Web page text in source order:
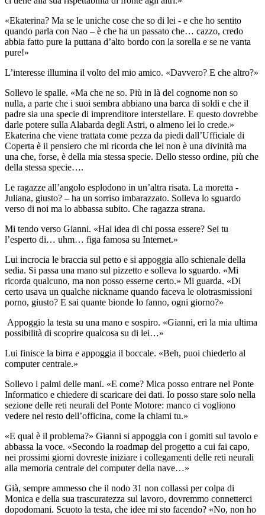
«Ekaterina? Ma se le uniche cose che so di lei - e che ho sentito
quando parla con Nao – è che ha un passato che… cazzo, credo
abbia fatto pure la puttana d’alto bordo con la sorella e se ne vanta
pure!»
L’interesse illumina il volto del mio amico. «Davvero? E che altro?»
Sollevo le spalle. «Ma che ne so. Più in là del cognome non so
nulla, a parte che i suoi sembra abbiano una barca di soldi e che il
padre sia una specie di imprenditore interstellare. E questo dovrebbe
darle potere sulla Alabarda degli Astri, o almeno lei lo crede.»
Ekaterina che viene trattata come pezza da piedi dall’Ufficiale di
Coperta è il pensiero che mi ricorda che lei non è una divinità ma
una che, forse, è della mia stessa specie. Dello stesso ordine, più che
della stessa specie….
Le ragazze all’angolo esplodono in un’altra risata. La moretta -
Juliana, giusto? – ha un sorriso imbarazzato. Solleva lo sguardo
verso di noi ma lo abbassa subito. Che ragazza strana.
Mi tendo verso Gianni. «Hai idea di chi possa essere? Sei tu
l’esperto di… uhm… figa famosa su Internet.»
Lui incrocia le braccia sul petto e si appoggia allo schienale della
sedia. Si passa una mano sul pizzetto e solleva lo sguardo. «Mi
ricorda qualcuno, ma non posso esserne certo.» Mi guarda. «Di
certo usava un qualche nickname quando faceva le olotrasmissioni
porno, giusto? E sai quante bionde lo fanno, ogni giorno?»
Appoggio la testa su una mano e sospiro. «Gianni, eri la mia ultima
possibilità di scoprire qualcosa su di lei…»
Lui finisce la birra e appoggia il boccale. «Beh, puoi chiederlo al
computer centrale.»
Sollevo i palmi delle mani. «E come? Mica posso entrare nel Ponte
Informatico e chiedere di scaricare dei dati. Io posso stare solo nella
sezione delle reti neurali del Ponte Motore: manco ci vogliono
vedere nel resto dell’officina, come la chiami tu.»
«E qual è il problema?» Gianni si appoggia con i gomiti sul tavolo e
abbassa la voce. «Secondo la roadmap del progetto a cui fai capo,
nei prossimi giorni dovreste iniziare i collegamenti delle reti neurali
alla memoria centrale del computer della nave…»
Già, sempre ammesso che il nodo 31 non collassi per colpa di
Monica e della sua trascuratezza sul lavoro, dovremmo connetterci
dopodomani. Scuoto la testa, che idee mi sto facendo? «No, non ho